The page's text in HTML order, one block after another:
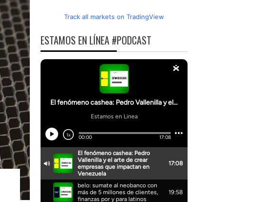
Track all markets on TradingView
ESTAMOS EN LÍNEA #PODCAST